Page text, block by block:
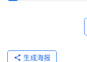
生成海报